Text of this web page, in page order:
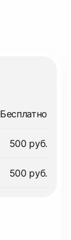
Бесплатно
500 руб.
500 руб.